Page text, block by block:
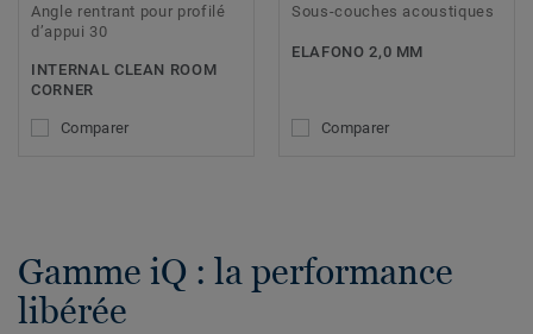
Angle rentrant pour profilé
d’appui 30
INTERNAL CLEAN ROOM
CORNER
Comparer
Sous-couches acoustiques
ELAFONO 2,0 MM
Comparer
Gamme iQ : la performance
libérée